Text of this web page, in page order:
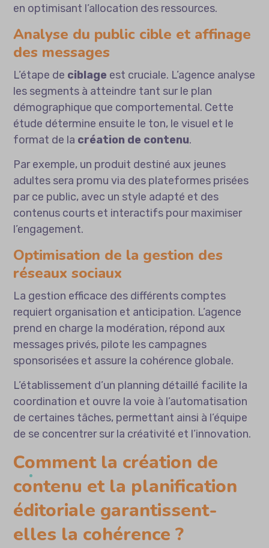
en optimisant l’allocation des ressources.
Analyse du public cible et affinage
des messages
L’étape de ciblage est cruciale. L’agence analyse
les segments à atteindre tant sur le plan
démographique que comportemental. Cette
étude détermine ensuite le ton, le visuel et le
format de la création de contenu.
Par exemple, un produit destiné aux jeunes
adultes sera promu via des plateformes prisées
par ce public, avec un style adapté et des
contenus courts et interactifs pour maximiser
l’engagement.
Optimisation de la gestion des
réseaux sociaux
La gestion efficace des différents comptes
requiert organisation et anticipation. L’agence
prend en charge la modération, répond aux
messages privés, pilote les campagnes
sponsorisées et assure la cohérence globale.
L’établissement d’un planning détaillé facilite la
coordination et ouvre la voie à l’automatisation
de certaines tâches, permettant ainsi à l’équipe
de se concentrer sur la créativité et l’innovation.
Comment la création de
contenu et la planification
éditoriale garantissent-
elles la cohérence ?